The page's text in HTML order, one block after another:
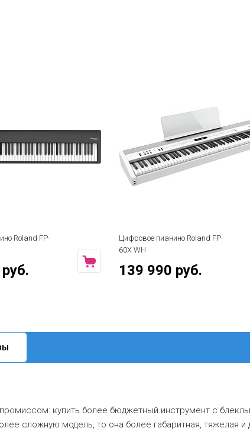
Roland FP-
Цифровое пианино Roland FP-
60X WH
139 990 руб.
купить более бюджетный инструмент с
сложную модель, то она более габаритная, тяжелая и